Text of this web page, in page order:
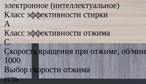
электронное (интеллектуальное)
Класс эффективности стирки
A
Класс эффективности отжима
C
Скорость вращения при отжиме, об/мин
1000
Выбор скорости отжима
есть